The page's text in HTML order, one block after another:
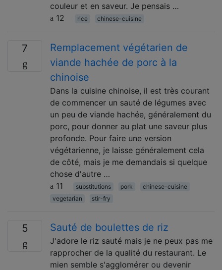
couleur et en saveur. Je pensais …
12
rice chinese-cuisine
7
Remplacement végétarien de
viande hachée de porc à la
chinoise
Dans la cuisine chinoise, il est très courant
de commencer un sauté de légumes avec
un peu de viande hachée, généralement du
porc, pour donner au plat une saveur plus
profonde. Pour faire une version
végétarienne, je laisse généralement cela
de côté, mais je me demandais si quelque
chose d'autre …
11
substitutions pork
chinese-cuisine
vegetarian
stir-fry
5 Sauté de boulettes de riz
J'adore le riz sauté mais je ne peux pas me
rapprocher de la qualité du restaurant. Le
mien semble s'agglomérer ou devenir